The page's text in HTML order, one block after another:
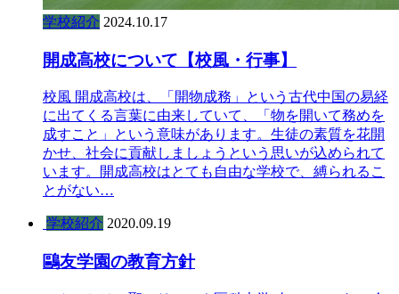
学校紹介 2024.10.17
開成高校について【校風・行事】
校風 開成高校は、「開物成務」という古代中国の易経
に出てくる言葉に由来していて、「物を開いて務めを
成すこと」という意味があります。生徒の素質を花開
かせ、社会に貢献しましょうという思いが込められて
います。開成高校はとても自由な学校で、縛られるこ
とがない…
学校紹介 2020.09.19
鷗友学園の教育方針